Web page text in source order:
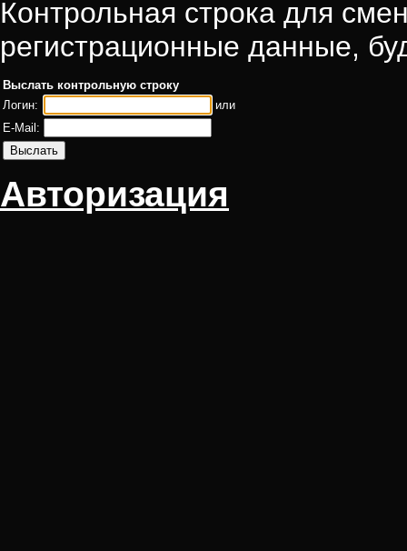
Контрольная строка для
регистрационные данные,
Выслать контрольную строку
Логин:
или
E-Mail:
Авторизация